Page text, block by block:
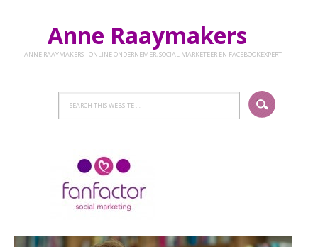
Anne Raaymakers
ANNE RAAYMAKERS - ONLINE ONDERNEMER, SOCIAL MARKETEER EN FACEBOOKEXPERT